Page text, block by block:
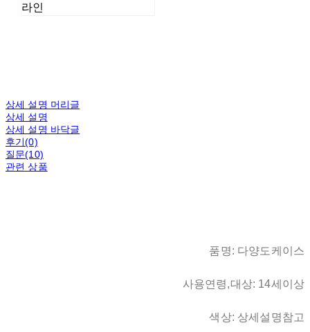
라인
상세 설명 머리글
상세 설명
상세 설명 바닥글
후기(0)
질문(10)
관련 상품
품명: 다양도케이스
사용연령,대상: 14세이상
색상: 상세설명참고